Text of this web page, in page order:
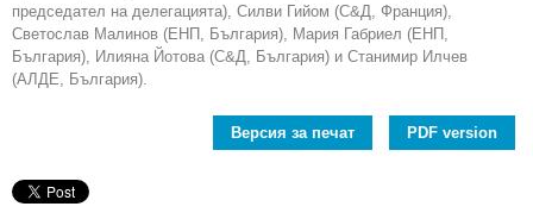
председател на делегацията), Силви Гийом (С&Д, Франция),
Светослав Малинов (ЕНП, България), Мария Габриел (ЕНП,
България), Илияна Йотова (С&Д, България) и Станимир Илчев
(АЛДЕ, България).
Версия за печат PDF version